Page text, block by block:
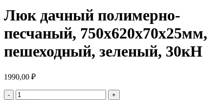
Люк дачный полимерно-
песчаный, 750х620х70х25мм,
пешеходный, зеленый, 30кН
1990,00 ₽